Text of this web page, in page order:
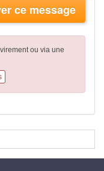
ce message
ou via une